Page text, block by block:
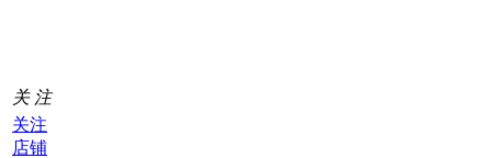
关 注
关注
店铺